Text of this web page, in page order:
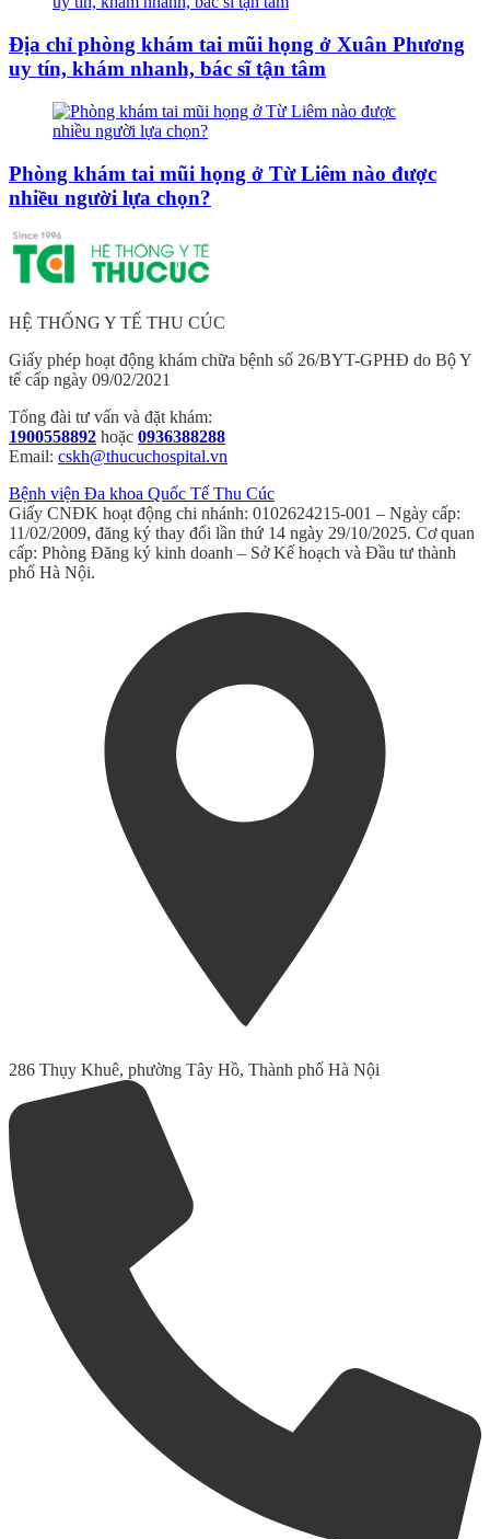
Địa chỉ phòng khám tai mũi họng ở Xuân Phương
uy tín, khám nhanh, bác sĩ tận tâm
Phòng khám tai mũi họng ở Từ Liêm nào được
nhiều người lựa chọn?
HỆ THỐNG Y TẾ THU CÚC
Giấy phép hoạt động khám chữa bệnh số 26/BYT-GPHĐ do Bộ Y
tế cấp ngày 09/02/2021
Tổng đài tư vấn và đặt khám:
1900558892 hoặc 0936388288
Email: cskh@thucuchospital.vn
Bệnh viện Đa khoa Quốc Tế Thu Cúc
Giấy CNĐK hoạt động chi nhánh: 0102624215-001 – Ngày cấp:
11/02/2009, đăng ký thay đổi lần thứ 14 ngày 29/10/2025. Cơ quan
cấp: Phòng Đăng ký kinh doanh – Sở Kế hoạch và Đầu tư thành
phố Hà Nội.
286 Thụy Khuê, phường Tây Hồ, Thành phố Hà Nội